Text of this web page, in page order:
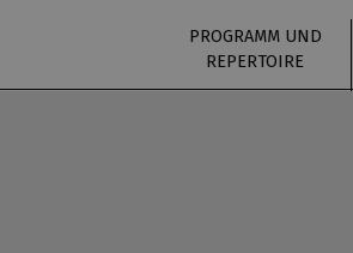
PROGRAMM UND
REPERTOIRE